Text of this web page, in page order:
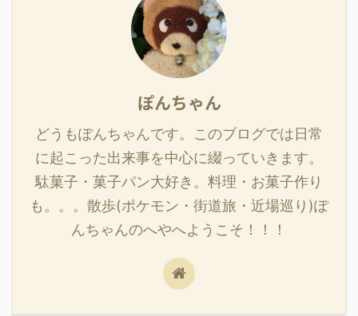
ぽんちゃん
どうもぽんちゃんです。このブログでは日常
に起こった出来事を中心に綴っていきます。
駄菓子・菓子パン大好き。料理・お菓子作り
も。。。散歩(ポケモン・街道旅・近場巡り)ぽ
んちゃんのへやへようこそ！！！